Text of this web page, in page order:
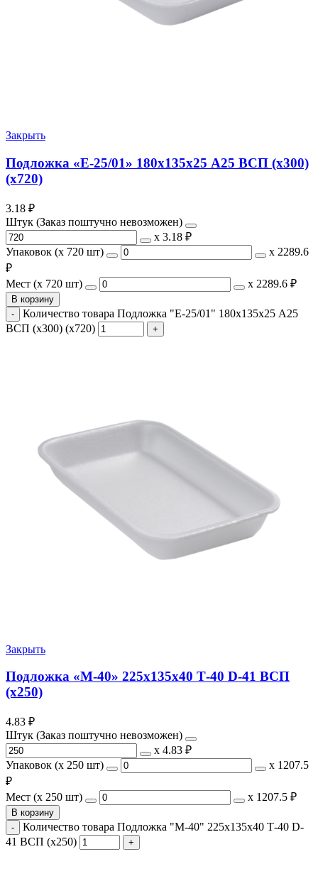
Закрыть
Подложка «Е-25/01» 180х135х25 А25 ВСП (х300)
(х720)
3.18 ₽
Штук (Заказ поштучно невозможен)
х 3.18 ₽
Упаковок (x 720 шт)
х 2289.6
₽
Мест (x 720 шт)
х 2289.6 ₽
В корзину
Количество товара Подложка "Е-25/01" 180х135х25 А25
ВСП (х300) (х720)
Закрыть
Подложка «М-40» 225х135х40 Т-40 D-41 ВСП
(х250)
4.83 ₽
Штук (Заказ поштучно невозможен)
х 4.83 ₽
Упаковок (x 250 шт)
х 1207.5
₽
Мест (x 250 шт)
х 1207.5 ₽
В корзину
Количество товара Подложка "М-40" 225х135х40 Т-40 D-
41 ВСП (х250)